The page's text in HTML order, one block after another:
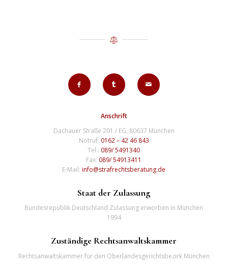
Anschrift
Dachauer Straße 201 / EG, 80637 München
Notruf: 0162 – 42 46 843
Tel.: 089/ 5491340
Fax: 089/ 54913411
E-Mail:info@strafrechtsberatung.de
Staat der Zulassung
Bundesrepublik Deutschland Zulassung erworben in München
1994
Zuständige Rechtsanwaltskammer
Rechtsanwaltskammer für den Oberlandesgerichtsbezirk München